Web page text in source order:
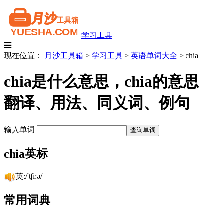
学习工具
☰
现在位置：
月沙工具箱 > 学习工具 > 英语单词大全 > chia
chia是什么意思，chia的意思
翻译、用法、同义词、例句
输入单词
chia英标
英:/'tʃi:ə/
常用词典